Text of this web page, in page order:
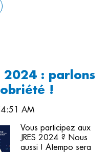
2024 : parlons
!
AM
Vous participez aux
JRES 2024 ? Nous
aussi ! Atempo sera